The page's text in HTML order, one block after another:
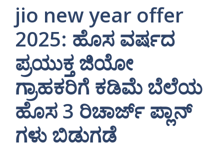
jio new year offer
2025: ಹೊಸ ವರ್ಷದ
ಪ್ರಯುಕ್ತ ಜಿಯೋ
ಗ್ರಾಹಕರಿಗೆ ಕಡಿಮೆ ಬೆಲೆಯ
ಹೊಸ 3 ರಿಚಾರ್ಜ್ ಪ್ಲಾನ್
ಗಳು ಬಿಡುಗಡೆ